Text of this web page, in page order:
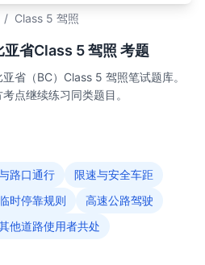
/ Class 5 驾照
省Class 5 驾照 考题
省（BC）Class 5 驾照笔试题库。
点继续练习同类题目。
路口通行
限速与安全车距
时停靠规则
高速公路驾驶
他道路使用者共处